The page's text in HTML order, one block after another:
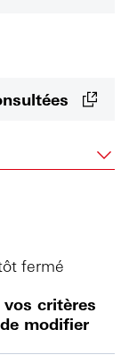
fermé
critères
modifier